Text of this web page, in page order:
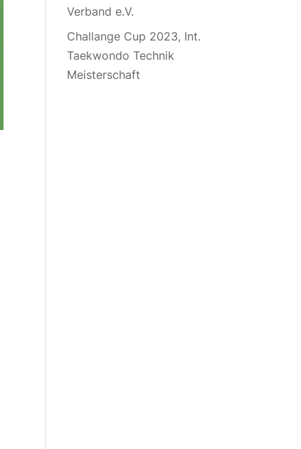
Verband e.V.
Challange Cup 2023, Int.
Taekwondo Technik
Meisterschaft